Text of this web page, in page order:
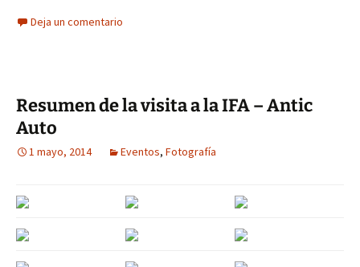
Deja un comentario
Resumen de la visita a la IFA – Antic
Auto
1 mayo, 2014 Eventos, Fotografía